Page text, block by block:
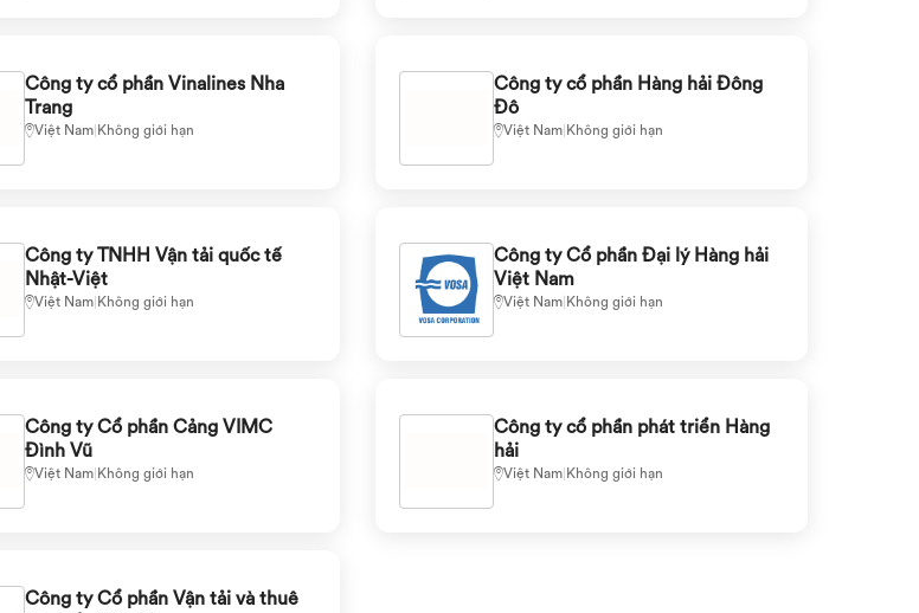
Công ty cổ phần Vinalines Nha
Trang
Việt Nam|Không giới hạn
Công ty cổ phần Hàng hải Đông
Đô
Việt Nam|Không giới hạn
Công ty TNHH Vận tải quốc tế
Nhật-Việt
Việt Nam|Không giới hạn
Công ty Cổ phần Đại lý Hàng hải
Việt Nam
Việt Nam|Không giới hạn
Công ty Cổ phần Cảng VIMC
Đình Vũ
Việt Nam|Không giới hạn
Công ty cổ phần phát triển Hàng
hải
Việt Nam|Không giới hạn
Công ty Cổ phần Vận tải và thuê